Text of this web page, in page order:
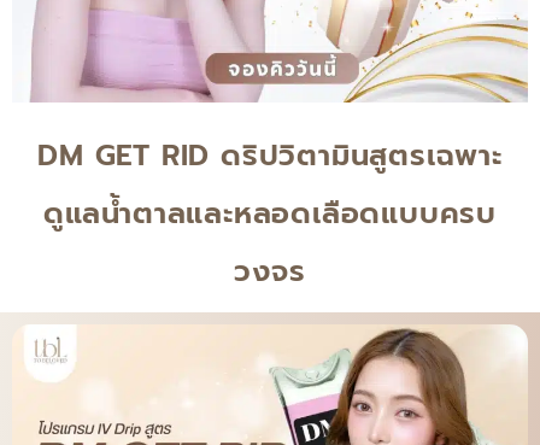
DM GET RID ดริปวิตามินสูตรเฉพาะ
ดูแลน้ำตาลและหลอดเลือดแบบครบ
วงจร